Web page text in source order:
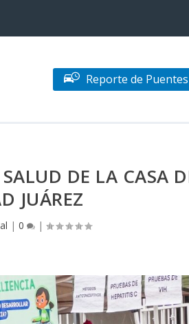
Reporte de Puentes
DE LA CASA
JUÁREZ
| 0 |